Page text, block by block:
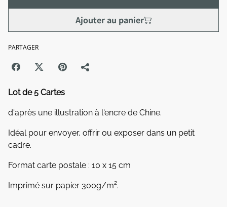
Ajouter au panier
PARTAGER
Lot de 5 Cartes
d'après une illustration à l'encre de Chine.
Idéal pour envoyer, offrir ou exposer dans un petit
cadre.
Format carte postale : 10 x 15 cm
Imprimé sur papier 300g/m².